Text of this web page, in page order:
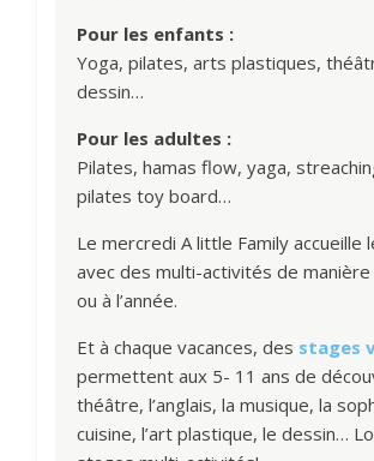
Pour les enfants :
Yoga, pilates, arts plastiques,
dessin…
Pour les adultes :
Pilates, hamas flow, yaga,
pilates toy board…
Le mercredi A little Family accueille
avec des multi-activités de
ou à l’année.
Et à chaque vacances, des stages
permettent aux 5- 11 ans de
théâtre, l’anglais, la musique, la
cuisine, l’art plastique, le dessin…